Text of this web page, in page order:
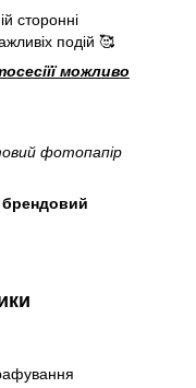
сторонні
подій 🥰
можливо
фотопапір
брендовий